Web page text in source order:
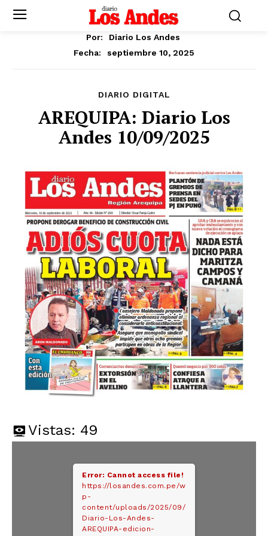
Por:
Diario Los Andes
Fecha:
septiembre 10, 2025
DIARIO DIGITAL
AREQUIPA: Diario Los
Andes 10/09/2025
Vistas: 49
Error: Cannot access file!
https://losandes.com.pe/w
p-
content/uploads/2025/09/
Diario-Los-Andes-
AREQUIPA-edicion-